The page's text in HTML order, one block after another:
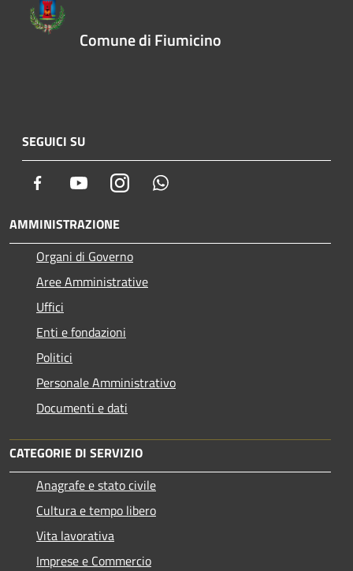
Comune di Fiumicino
SEGUICI SU
Facebook YoutubeInstagram
AMMINISTRAZIONE
Organi di Governo
Aree Amministrative
Uffici
Enti e fondazioni
Politici
Personale Amministrativo
Documenti e dati
CATEGORIE DI SERVIZIO
Anagrafe e stato civile
Cultura e tempo libero
Vita lavorativa
Imprese e Commercio